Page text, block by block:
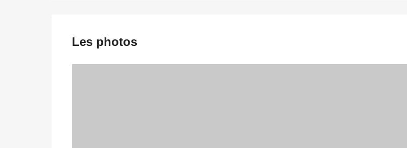
Les photos